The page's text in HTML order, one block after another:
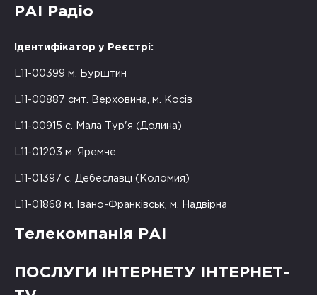
РАІ Радіо
Ідентифікатор у Реєстрі:
L11-00399 м. Бурштин
L11-00887 смт. Верховина, м. Косів
L11-00915 с. Мала Тур'я (Долина)
L11-01203 м. Яремче
L11-01397 с. Дебеславці (Коломия)
L11-01868 м. Івано-Франківськ, м. Надвірна
Телекомпанія РАІ
ПОСЛУГИ ІНТЕРНЕТУ ІНТЕРНЕТ-